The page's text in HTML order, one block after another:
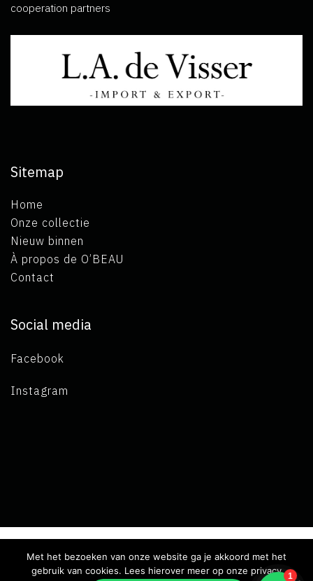
cooperation partners
Sitemap
Home
Onze collectie
Nieuw binnen
À propos de O’BEAU
Contact
Social media
Facebook
Instagram
Copyright 2019 L.A. de Visser -Terms and conditions- Privacy
Met het bezoeken van onze website ga je akkoord met het
gebruik van cookies. Lees hierover meer op onze privacy